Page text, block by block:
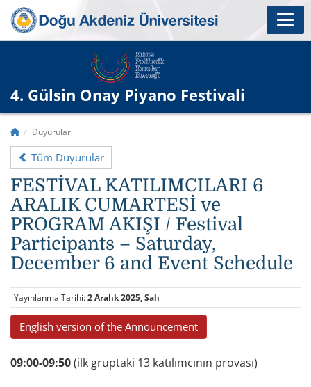
4. Gülsin Onay Piyano Festivali
Duyurular
Tüm Duyurular
FESTİVAL KATILIMCILARI 6
ARALIK CUMARTESİ ve ​
PROGRAM AKIŞI / Festival
Participants – Saturday,
December 6 and Event Schedule
Yayınlanma Tarihi:2 Aralık 2025, Salı
English version of the Announcement
09:00-09:50(ilk gruptaki 13 katılımcının provası)